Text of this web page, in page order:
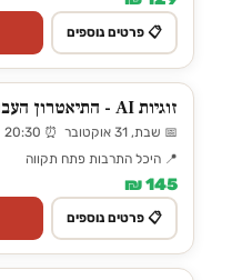
📋 פרטים נוספים
זוגיות AI - התיאטרון העברי
📅 שבת, 31 אוקטובר ⏰ 20:30
📍 היכל התרבות פתח תקווה
145 ₪
📋 פרטים נוספים